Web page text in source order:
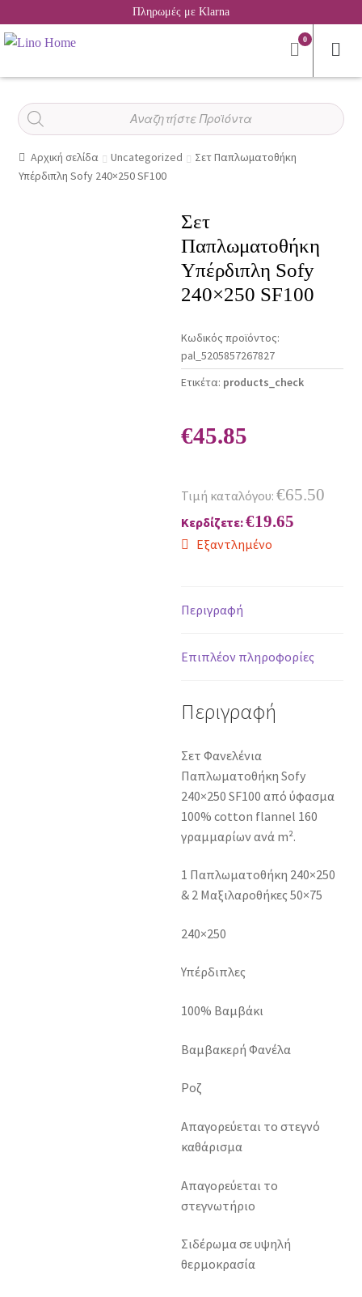
Πληρωμές με Klarna
0
Αναζήτηση
προϊόντων
Αρχική σελίδα Uncategorized
Σετ Παπλωματοθήκη
Υπέρδιπλη Sofy 240×250 SF100
Σετ
Παπλωματοθήκη
Υπέρδιπλη Sofy
240×250 SF100
Κωδικός προϊόντος:
pal_5205857267827
Ετικέτα: products_check
€45.85
Τιμή καταλόγου: €65.50
Κερδίζετε:€19.65
Εξαντλημένο
Περιγραφή
Επιπλέον πληροφορίες
Περιγραφή
Σετ Φανελένια
Παπλωματοθήκη Sofy
240×250 SF100 από ύφασμα
100% cotton flannel 160
γραμμαρίων ανά m².
1 Παπλωματοθήκη 240×250
& 2 Μαξιλαροθήκες 50×75
240×250
Υπέρδιπλες
100% Βαμβάκι
Βαμβακερή Φανέλα
Ροζ
Απαγορεύεται το στεγνό
καθάρισμα
Απαγορεύεται το
στεγνωτήριο
Σιδέρωμα σε υψηλή
θερμοκρασία